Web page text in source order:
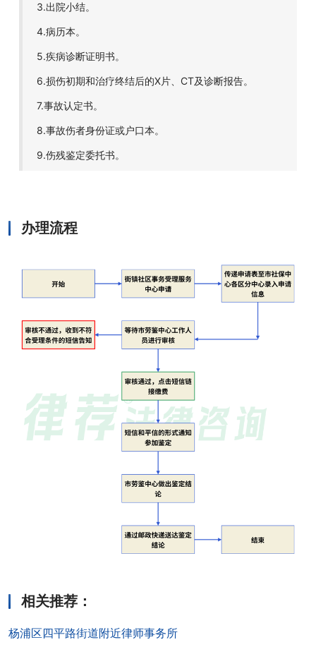
3.出院小结。
4.病历本。
5.疾病诊断证明书。
6.损伤初期和治疗终结后的X片、CT及诊断报告。
7.事故认定书。
8.事故伤者身份证或户口本。
9.伤残鉴定委托书。
办理流程
相关推荐 ：
杨浦区四平路街道附近律师事务所